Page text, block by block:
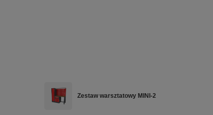
Zestaw warsztatowy MINI-2